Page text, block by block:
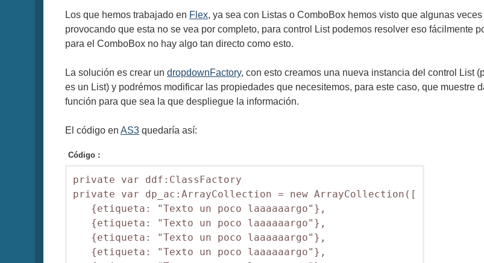
Los que hemos trabajado en Flex, ya sea con Listas o ComboBox hemos visto que algunas
provocando que esta no se vea por completo, para control List podemos resolver eso fácilmente
para el ComboBox no hay algo tan directo como esto.
La solución es crear un dropdownFactory, con esto creamos una nueva instancia del control List
es un List) y podrémos modificar las propiedades que necesitemos, para este caso, que muestre
función para que sea la que despliegue la información.
El código en AS3 quedaría así:
Código :
private var ddf:ClassFactory
private var dp_ac:ArrayCollection = new ArrayCollection([
{etiqueta: "Texto un poco laaaaaargo"},
{etiqueta: "Texto un poco laaaaaargo"},
{etiqueta: "Texto un poco laaaaaargo"},
{etiqueta: "Texto un poco laaaaaargo"},